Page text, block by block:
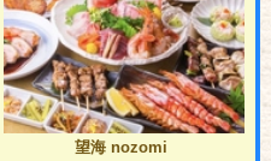
望海 nozomi